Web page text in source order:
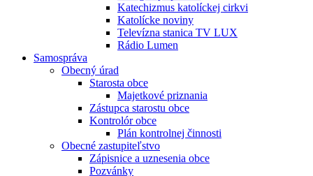
Katechizmus katolíckej cirkvi
Katolícke noviny
Televízna stanica TV LUX
Rádio Lumen
Samospráva
Obecný úrad
Starosta obce
Majetkové priznania
Zástupca starostu obce
Kontrolór obce
Plán kontrolnej činnosti
Obecné zastupiteľstvo
Zápisnice a uznesenia obce
Pozvánky